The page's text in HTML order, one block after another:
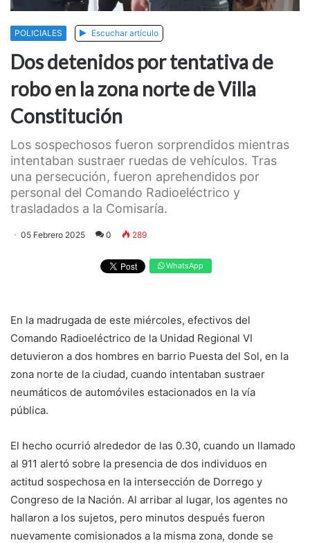
POLICIALES Escuchar artículo
Dos detenidos por tentativa de
robo en la zona norte de Villa
Constitución
Los sospechosos fueron sorprendidos mientras
intentaban sustraer ruedas de vehículos. Tras
una persecución, fueron aprehendidos por
personal del Comando Radioeléctrico y
trasladados a la Comisaría.
05 Febrero 2025 0 289
WhatsApp
En la madrugada de este miércoles, efectivos del
Comando Radioeléctrico de la Unidad Regional VI
detuvieron a dos hombres en barrio Puesta del Sol, en la
zona norte de la ciudad, cuando intentaban sustraer
neumáticos de automóviles estacionados en la vía
pública.
El hecho ocurrió alrededor de las 0.30, cuando un llamado
al 911 alertó sobre la presencia de dos individuos en
actitud sospechosa en la intersección de Dorrego y
Congreso de la Nación. Al arribar al lugar, los agentes no
hallaron a los sujetos, pero minutos después fueron
nuevamente comisionados a la misma zona, donde se